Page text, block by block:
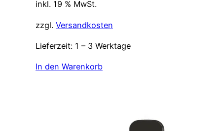
inkl. 19 % MwSt.
zzgl. Versandkosten
Lieferzeit: 1 – 3 Werktage
In den Warenkorb